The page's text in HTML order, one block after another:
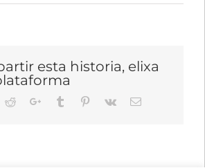
esta historia, elixa
RedditGoogle+Tumblr Pinterest
Vk Email